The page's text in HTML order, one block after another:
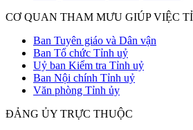
CƠ QUAN THAM MƯU GIÚP VIỆC
Ban Tuyên giáo và Dân vận
Ban Tổ chức Tỉnh uỷ
Uỷ ban Kiểm tra Tỉnh uỷ
Ban Nội chính Tỉnh uỷ
Văn phòng Tỉnh ủy
ĐẢNG ỦY TRỰC THUỘC